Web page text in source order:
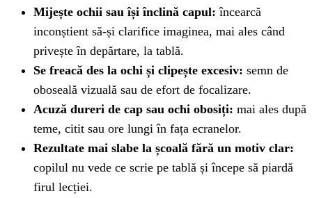
Mijește ochii sau își înclină capul: încearcă
inconștient să-și clarifice imaginea, mai ales când
privește în depărtare, la tablă.
Se freacă des la ochi și clipește excesiv: semn de
oboseală vizuală sau de efort de focalizare.
Acuză dureri de cap sau ochi obosiți: mai ales după
teme, citit sau ore lungi în fața ecranelor.
Rezultate mai slabe la școală fără un motiv clar:
copilul nu vede ce scrie pe tablă și începe să piardă
firul lecției.